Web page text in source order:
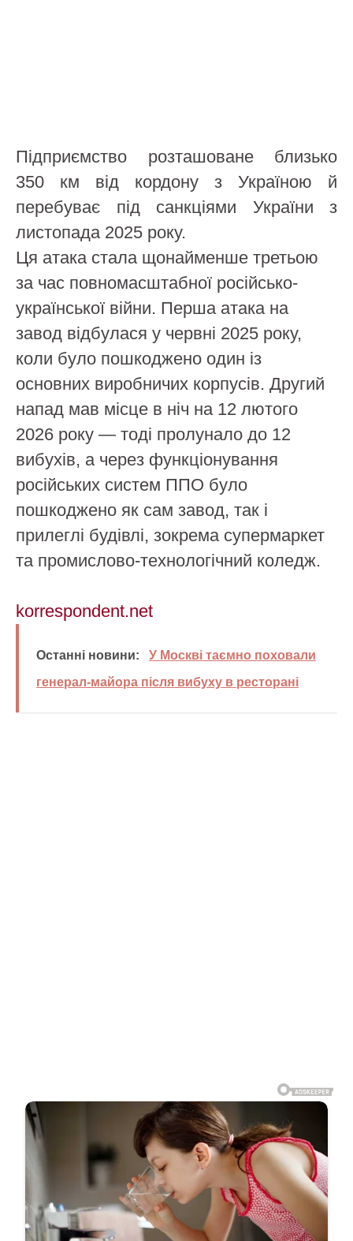
Підприємство розташоване близько
350 км від кордону з Україною й
перебуває під санкціями України з
листопада 2025 року.
Ця атака стала щонайменше третьою
за час повномасштабної російсько-
української війни. Перша атака на
завод відбулася у червні 2025 року,
коли було пошкоджено один із
основних виробничих корпусів. Другий
напад мав місце в ніч на 12 лютого
2026 року — тоді пролунало до 12
вибухів, а через функціонування
російських систем ППО було
пошкоджено як сам завод, так і
прилеглі будівлі, зокрема супермаркет
та промислово-технологічний коледж.
korrespondent.net
Останні новини:
У Москві таємно поховали
генерал-майора після вибуху в ресторані